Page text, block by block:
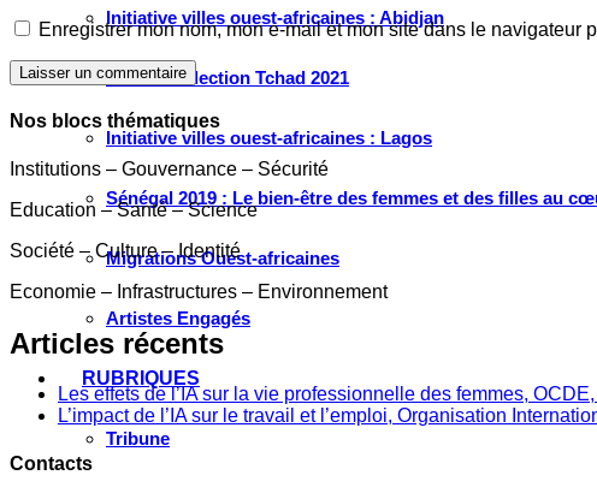
Initiative villes ouest-africaines : Abidjan
Initiative Élection Tchad 2021
Initiative villes ouest-africaines : Lagos
Sénégal 2019 : Le bien-être des femmes et des filles au
Migrations Ouest-africaines
Artistes Engagés
RUBRIQUES
Tribune
Enregistrer mon nom, mon e-mail et mon site dans le navigateur
Laisser un commentaire
Nos blocs thématiques
Institutions – Gouvernance – Sécurité
Education – Santé – Science
Société – Culture – Identité
Economie – Infrastructures – Environnement
Articles récents
Les effets de l’IA sur la vie professionnelle des femmes,
L’impact de l’IA sur le travail et l’emploi, Organisation
Contacts